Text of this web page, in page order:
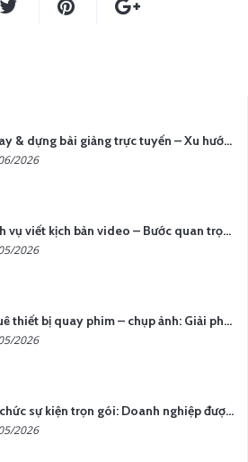
Quay & dựng bài giảng trực tuyến – Xu hướng đào tạo thời đại số
2026
Dịch vụ viết kịch bản video – Bước quan trọng quyết định thành công nội dung
2026
Thuê thiết bị quay phim – chụp ảnh: Giải pháp tối ưu chi phí cho doanh nghiệp
2026
Tổ chức sự kiện trọn gói: Doanh nghiệp được gì khi chọn đơn vị chuyên nghiệp?
2026